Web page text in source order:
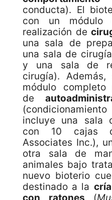
conducta). El
con un módulo
realización de
una sala de
una sala de
y una sala de
cirugía).
módulo completo
de
incluye una sala
con 10 cajas
Associates Inc.),
otra sala de
animales bajo
nuevo bioterio
destinado a la